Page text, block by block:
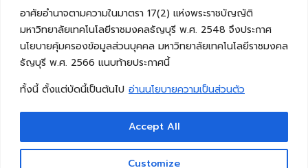
อาศัยอำนาจตามความในมาตรา 17(2) แห่งพระราชบัญญัติ
มหาวิทยาลัยเทคโนโลยีราชมงคลธัญบุรี พ.ศ. 2548 จึงประกาศ
นโยบายคุ้มครองข้อมูลส่วนบุคคล มหาวิทยาลัยเทคโนโลยีราชมงคล
ธัญบุรี พ.ศ. 2566 แนบท้ายประกาศนี้
ทั้งนี้ ตั้งแต่บัดนี้เป็นต้นไป อ่านนโยบายความเป็นส่วนตัว
Customize
Accept All
Copyright © 2026 คณะวิศวกรรมศาสตร์ มหาวิทยาลัย
เทคโนโลยีราชมงคลธัญบุรี